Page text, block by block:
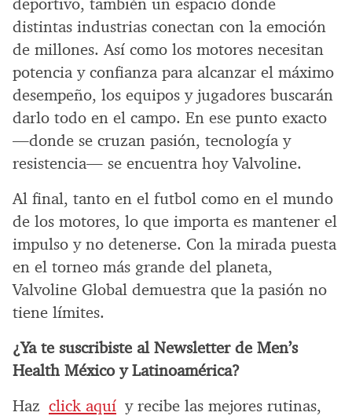
distintas industrias conectan con la emoción
de millones. Así como los motores necesitan
potencia y confianza para alcanzar el máximo
desempeño, los equipos y jugadores buscarán
darlo todo en el campo. En ese punto exacto
—donde se cruzan pasión, tecnología y
resistencia— se encuentra hoy Valvoline.
Al final, tanto en el futbol como en el mundo
de los motores, lo que importa es mantener el
impulso y no detenerse. Con la mirada puesta
en el torneo más grande del planeta,
Valvoline Global demuestra que la pasión no
tiene límites.
¿Ya te suscribiste al Newsletter de Men’s
Health México y Latinoamérica?
Haz click aquí y recibe las mejores rutinas,